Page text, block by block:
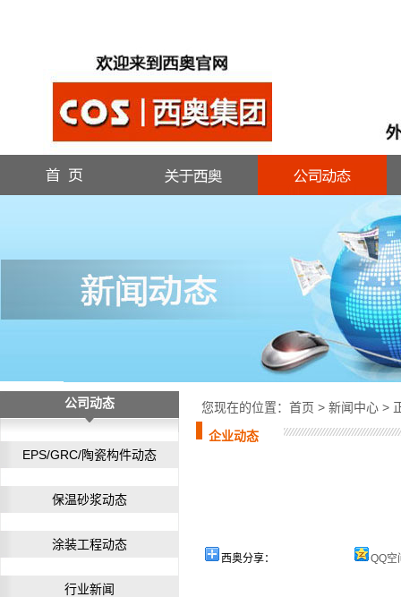
公司动态
EPS/GRC/陶瓷构件动态
保温砂浆动态
涂装工程动态
行业新闻
您现在的位置： 首页 > 新闻中心 >
企业动态
西奥分享： QQ空